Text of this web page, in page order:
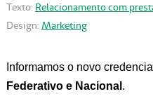
Texto: Relacionamento com
Design: Marketing
Informamos o novo
Federativo e Nacional .